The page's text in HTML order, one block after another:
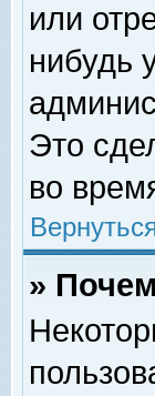
или
нибудь
Это
во
»